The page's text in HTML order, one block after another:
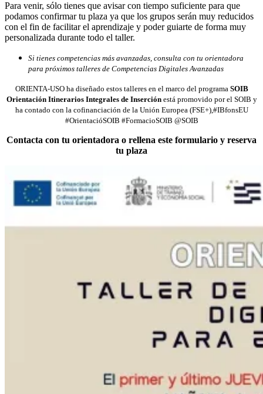
Para venir, sólo tienes que avisar con tiempo suficiente para que
podamos confirmar tu plaza ya que los grupos serán muy reducidos
con el fin de facilitar el aprendizaje y poder guiarte de forma muy
personalizada durante todo el taller.
Si tienes competencias más avanzadas, consulta con tu orientadora
para próximos talleres de Competencias Digitales Avanzadas
ORIENTA-USOha diseñado estos talleres en el marco del programaSOIB
Orientación Itinerarios Integrales de Inserción está promovido por el SOIB y
ha contado con la cofinanciación de la Unión Europea (FSE+),#IBfonsEU
#OrientacióSOIB #FormacioSOIB @SOIB
Contacta con tu orientadora o rellena este formulario y reserva
tu plaza